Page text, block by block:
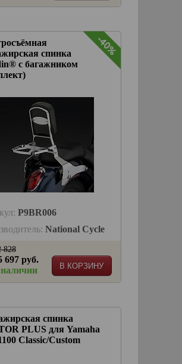
спинка
с багажником
-40%
P9BR006
National Cycle
В КОРЗИНУ
828
697 руб.
спинка
PLUS для Yamaha
Classic/Custom